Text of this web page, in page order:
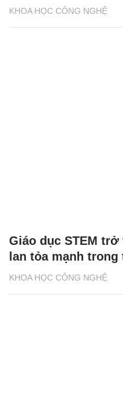
KHOA HỌC CÔNG NGHỆ
KHOA HỌC CÔNG NGHỆ
Giáo dục STEM
lan tỏa mạnh